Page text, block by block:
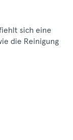
sich eine
die Reinigung